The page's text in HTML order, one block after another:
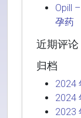
Opill
孕药
近期评论
归档
2024
2024
2023